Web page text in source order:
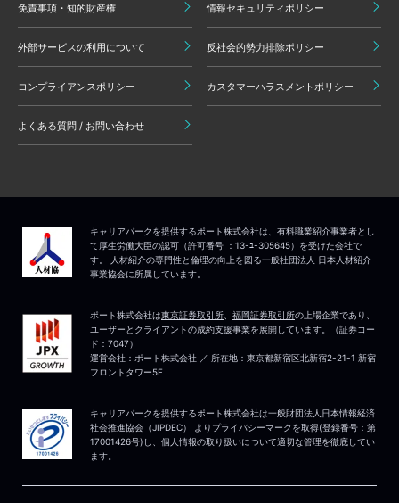
免責事項・知的財産権 情報セキュリティポリシー
外部サービスの利用について 反社会的勢力排除ポリシー
コンプライアンスポリシー カスタマーハラスメントポリシー
よくある質問 / お問い合わせ